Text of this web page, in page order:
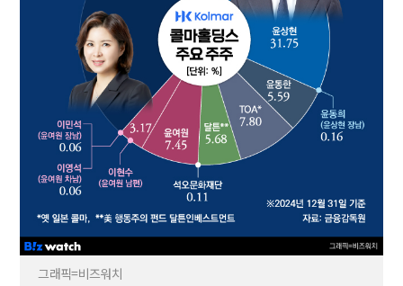
그래픽=비즈워치